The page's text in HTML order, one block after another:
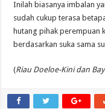
Inilah biasanya imbalan
sudah cukup terasa
hutang pihak perempuan
berdasarkan suka sama
(Riau Doeloe-Kini dan